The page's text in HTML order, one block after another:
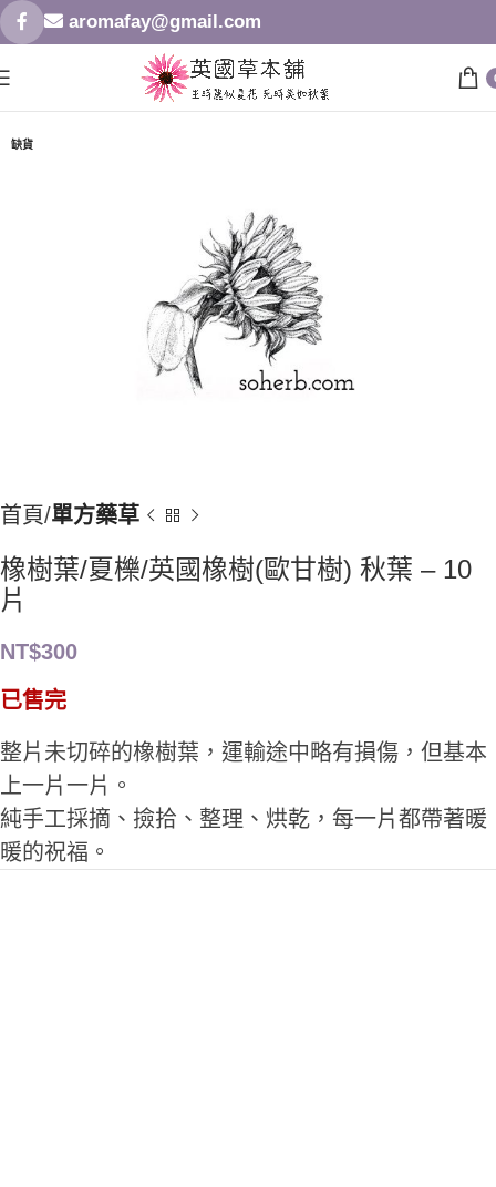
aromafay@gmail.com
缺貨
首頁 單方藥草
橡樹葉/夏櫟/英國橡樹(歐甘樹) 秋葉 – 10
片
NT$300
已售完
整片未切碎的橡樹葉，運輸途中略有損傷，但基本
上一片一片。
純手工採摘、撿拾、整理、烘乾，每一片都帶著暖
暖的祝福。